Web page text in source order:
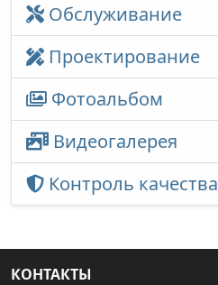
Обслуживание
Проектирование
Фотоальбом
Видеогалерея
Контроль качества
КОНТАКТЫ